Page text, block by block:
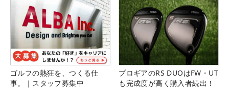
ゴルフの熱狂を、つくる仕
事。｜スタッフ募集中
プロギアのRS DUOはFW・UT
も完成度が高く購入者続出！